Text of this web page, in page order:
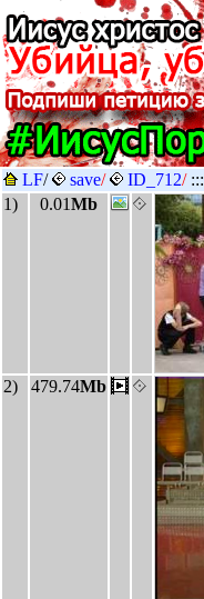
LF/ save/ ID_712/:::
1)
0.01Mb
2) 479.74Mb